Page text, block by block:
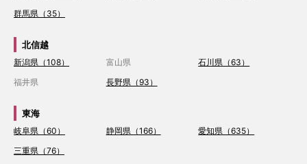
群馬県（35）
北信越
新潟県（108） 富山県
石川県（63）
福井県
長野県（93）
東海
岐阜県（60） 静岡県（166）
愛知県（635）
三重県（76）